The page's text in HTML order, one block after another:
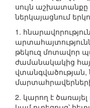
սույն աշխատանքը
ներկայացնում
1.
թեկուզ մոտավոր
ժամանակակից
2. կարող է